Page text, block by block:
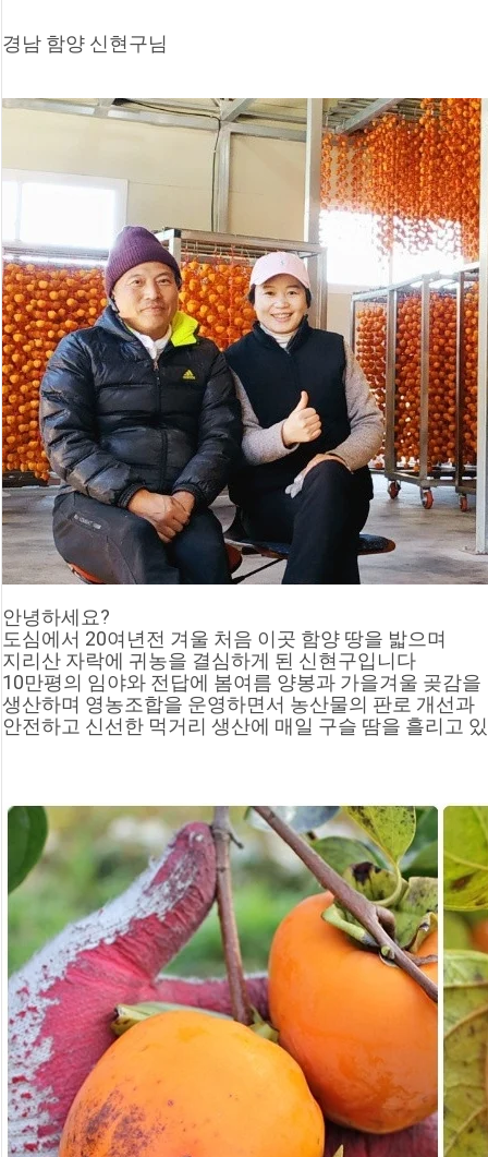
경남 함양 신현구님
안녕하세요?
도심에서 20여년전 겨울 처음 이곳 함양 땅을 밟으며
지리산 자락에 귀농을 결심하게 된 신현구입니다
10만평의 임야와 전답에 봄여름 양봉과 가을겨울 곶감을
생산하며 영농조합을 운영하면서 농산물의 판로 개선과
안전하고 신선한 먹거리 생산에 매일 구슬 땀을 흘리고